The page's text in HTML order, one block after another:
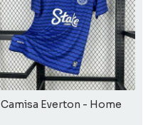
Camisa Everton - Home